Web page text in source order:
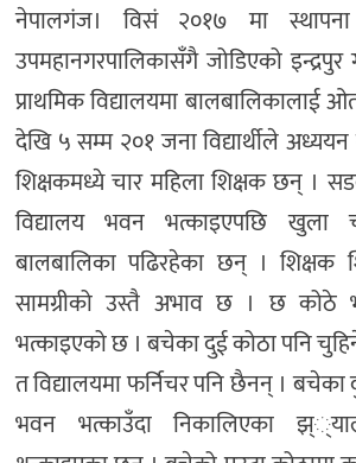
नेपालगंज। विसं २०१७ मा
उपमहानगरपालिकासँगै जोडिएको इन्द्रपुर
प्राथमिक विद्यालयमा बालबालिकालाई
देखि ५ सम्म २०१ जना विद्यार्थीले अध्ययन
शिक्षकमध्ये चार महिला शिक्षक छन् ।
विद्यालय भवन भत्काइएपछि खुला
बालबालिका पढिरहेका छन् । शिक्षक
सामग्रीको उस्तै अभाव छ । छ कोठे
भत्काइएको छ । बचेका दुई कोठा पनि
त विद्यालयमा फर्निचर पनि छैनन् । बचेका
भवन भत्काउँदा निकालिएका